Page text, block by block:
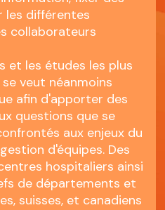
les différentes
collaborateurs
et les études les plus
veut néanmoins
afin d'apporter des
questions que se
aux enjeux du
d'équipes. Des
hospitaliers ainsi
de départements et
suisses, et canadiens